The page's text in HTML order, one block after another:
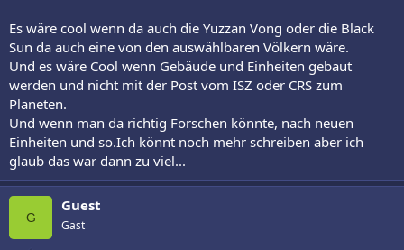
Es wäre cool wenn da auch die Yuzzan Vong oder die Black
Sun da auch eine von den auswählbaren Völkern wäre.
Und es wäre Cool wenn Gebäude und Einheiten gebaut
werden und nicht mit der Post vom ISZ oder CRS zum
Planeten.
Und wenn man da richtig Forschen könnte, nach neuen
Einheiten und so.Ich könnt noch mehr schreiben aber ich
glaub das war dann zu viel...
G
Guest
Gast